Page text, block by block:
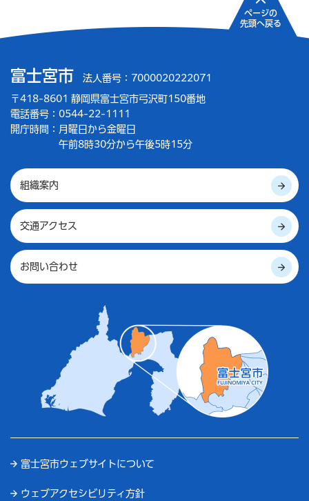
富士宮市 法人番号：7000020222071
〒418-8601 静岡県富士宮市弓沢町150番地
電話番号：0544-22-1111
開庁時間： 月曜日から金曜日
午前8時30分から午後5時15分
組織案内
交通アクセス
お問い合わせ
富士宮市ウェブサイトについて
ウェブアクセシビリティ方針
ページの
先頭へ戻る